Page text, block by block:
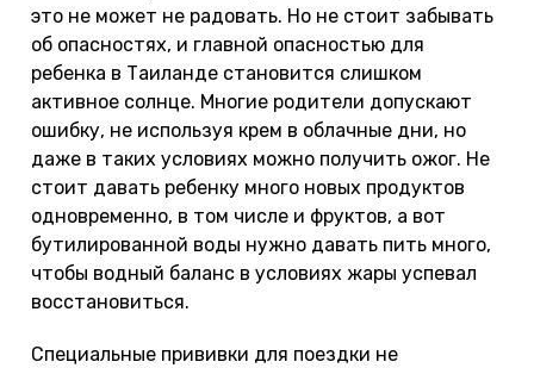
это не может не радовать. Но не стоит забывать
об опасностях, и главной опасностью для
ребенка в Таиланде становится слишком
активное солнце. Многие родители допускают
ошибку, не используя крем в облачные дни, но
даже в таких условиях можно получить ожог. Не
стоит давать ребенку много новых продуктов
одновременно, в том числе и фруктов, а вот
бутилированной воды нужно давать пить много,
чтобы водный баланс в условиях жары успевал
восстановиться.
Специальные прививки для поездки не